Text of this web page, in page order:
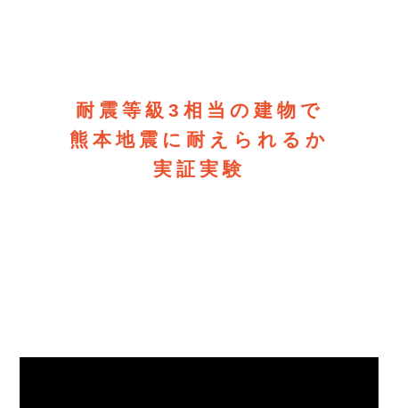
耐震等級3相当の建物で
熊本地震に耐えられるか
実証実験